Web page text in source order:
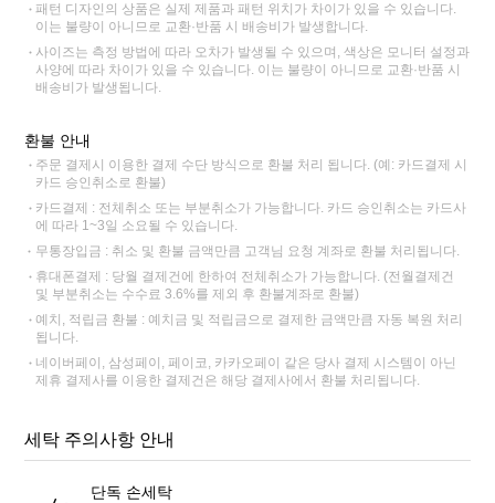
패턴 디자인의 상품은 실제 제품과 패턴 위치가 차이가 있을 수 있습니다.
이는 불량이 아니므로 교환·반품 시 배송비가 발생합니다.
사이즈는 측정 방법에 따라 오차가 발생될 수 있으며, 색상은 모니터 설정과
사양에 따라 차이가 있을 수 있습니다. 이는 불량이 아니므로 교환·반품 시
배송비가 발생됩니다.
환불 안내
주문 결제시 이용한 결제 수단 방식으로 환불 처리 됩니다. (예: 카드결제 시
카드 승인취소로 환불)
카드결제 : 전체취소 또는 부분취소가 가능합니다. 카드 승인취소는 카드사
에 따라 1~3일 소요될 수 있습니다.
무통장입금 : 취소 및 환불 금액만큼 고객님 요청 계좌로 환불 처리됩니다.
휴대폰결제 : 당월 결제건에 한하여 전체취소가 가능합니다. (전월결제건
및 부분취소는 수수료 3.6%를 제외 후 환불계좌로 환불)
예치, 적립금 환불 : 예치금 및 적립금으로 결제한 금액만큼 자동 복원 처리
됩니다.
네이버페이, 삼성페이, 페이코, 카카오페이 같은 당사 결제 시스템이 아닌
제휴 결제사를 이용한 결제건은 해당 결제사에서 환불 처리됩니다.
세탁 주의사항 안내
단독 손세탁